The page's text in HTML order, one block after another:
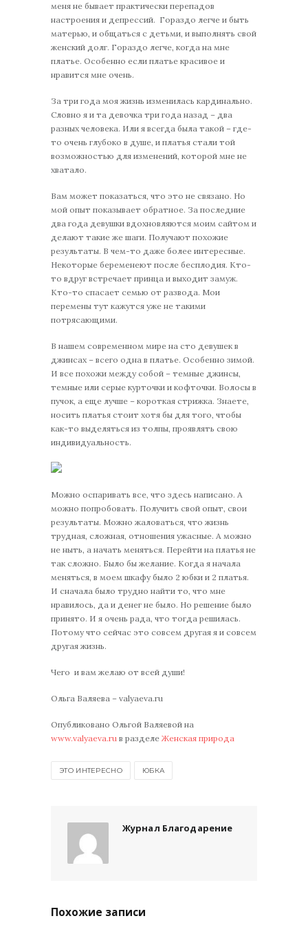
меня не бывает практически перепадов
настроения и депрессий. Гораздо легче и быть
матерью, и общаться с детьми, и выполнять свой
женский долг. Гораздо легче, когда на мне
платье. Особенно если платье красивое и
нравится мне очень.
За три года моя жизнь изменилась кардинально.
Словно я и та девочка три года назад – два
разных человека. Или я всегда была такой – где-
то очень глубоко в душе, и платья стали той
возможностью для изменений, которой мне не
хватало.
Вам может показаться, что это не связано. Но
мой опыт показывает обратное. За последние
два года девушки вдохновляются моим сайтом и
делают такие же шаги. Получают похожие
результаты. В чем-то даже более интересные.
Некоторые беременеют после бесплодия. Кто-
то вдруг встречает принца и выходит замуж.
Кто-то спасает семью от развода. Мои
перемены тут кажутся уже не такими
потрясающими.
В нашем современном мире на сто девушек в
джинсах – всего одна в платье. Особенно зимой.
И все похожи между собой – темные джинсы,
темные или серые курточки и кофточки. Волосы в
пучок, а еще лучше – короткая стрижка. Знаете,
носить платья стоит хотя бы для того, чтобы
как-то выделяться из толпы, проявлять свою
индивидуальность.
Можно оспаривать все, что здесь написано. А
можно попробовать. Получить свой опыт, свои
результаты. Можно жаловаться, что жизнь
трудная, сложная, отношения ужасные. А можно
не ныть, а начать меняться. Перейти на платья не
так сложно. Было бы желание. Когда я начала
меняться, в моем шкафу было 2 юбки и 2 платья.
И сначала было трудно найти то, что мне
нравилось, да и денег не было. Но решение было
принято. И я очень рада, что тогда решилась.
Потому что сейчас это совсем другая я и совсем
другая жизнь.
Чего и вам желаю от всей души!
Ольга Валяева – valyaeva.ru
Опубликовано Ольгой Валяевой на
www.valyaeva.ru в разделе Женская природа
ЭТО ИНТЕРЕСНО ЮБКА
Журнал Благодарение
Похожие записи